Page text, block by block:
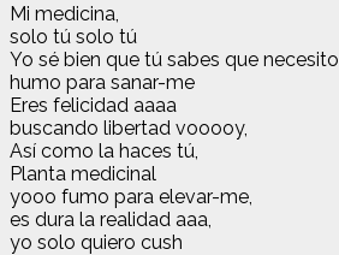
Mi medicina,
solo tú solo tú
Yo sé bien que tú sabes que necesito
humo para sanar-me
Eres felicidad aaaa
buscando libertad vooooy,
Así como la haces tú,
Planta medicinal
yooo fumo para elevar-me,
es dura la realidad aaa,
yo solo quiero cush